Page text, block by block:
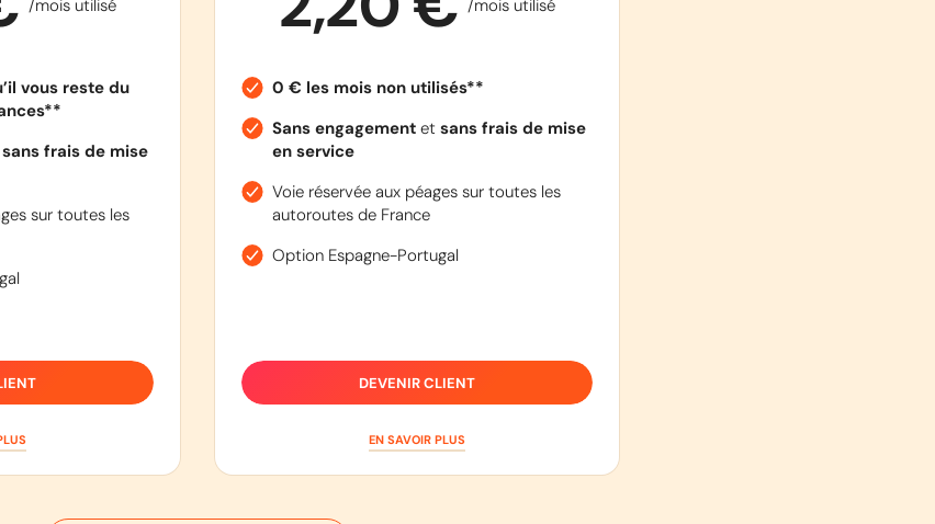
/mois utilisé
vous reste du
frais de mise
sur toutes les
/mois utilisé
0 € les mois non utilisés**
Sans engagementet sans frais de mise
en service
Voie réservée aux péages sur toutes les
autoroutes de France
Option Espagne-Portugal
DEVENIR CLIENT
EN SAVOIR PLUS